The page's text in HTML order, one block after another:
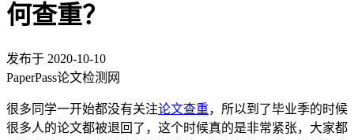
何查重？
发布于 2020-10-10
PaperPass论文检测网
很多同学一开始都没有关注论文查重，所以到了毕业季的时候
很多人的论文都被退回了，这个时候真的是非常紧张，大家都